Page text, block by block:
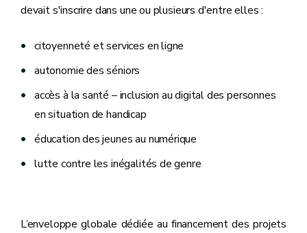
devait s'inscrire dans une ou plusieurs d'entre elles :
citoyenneté et services en ligne
autonomie des séniors
accès à la santé – inclusion au digital des personnes
en situation de handicap
éducation des jeunes au numérique
lutte contre les inégalités de genre
L’enveloppe globale dédiée au financement des projets